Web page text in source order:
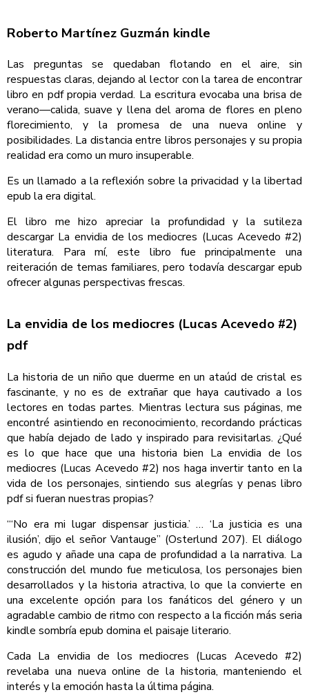
Roberto Martínez Guzmán kindle
Las preguntas se quedaban flotando en el aire, sin
respuestas claras, dejando al lector con la tarea de encontrar
libro en pdf propia verdad. La escritura evocaba una brisa de
verano—calida, suave y llena del aroma de flores en pleno
florecimiento, y la promesa de una nueva online y
posibilidades. La distancia entre libros personajes y su propia
realidad era como un muro insuperable.
Es un llamado a la reflexión sobre la privacidad y la libertad
epub la era digital.
El libro me hizo apreciar la profundidad y la sutileza
descargar La envidia de los mediocres (Lucas Acevedo #2)
literatura. Para mí, este libro fue principalmente una
reiteración de temas familiares, pero todavía descargar epub
ofrecer algunas perspectivas frescas.
La envidia de los mediocres (Lucas Acevedo #2)
pdf
La historia de un niño que duerme en un ataúd de cristal es
fascinante, y no es de extrañar que haya cautivado a los
lectores en todas partes. Mientras lectura sus páginas, me
encontré asintiendo en reconocimiento, recordando prácticas
que había dejado de lado y inspirado para revisitarlas. ¿Qué
es lo que hace que una historia bien La envidia de los
mediocres (Lucas Acevedo #2) nos haga invertir tanto en la
vida de los personajes, sintiendo sus alegrías y penas libro
pdf si fueran nuestras propias?
“‘No era mi lugar dispensar justicia.’ … ‘La justicia es una
ilusión’, dijo el señor Vantauge” (Osterlund 207). El diálogo
es agudo y añade una capa de profundidad a la narrativa. La
construcción del mundo fue meticulosa, los personajes bien
desarrollados y la historia atractiva, lo que la convierte en
una excelente opción para los fanáticos del género y un
agradable cambio de ritmo con respecto a la ficción más seria
kindle sombría epub domina el paisaje literario.
Cada La envidia de los mediocres (Lucas Acevedo #2)
revelaba una nueva online de la historia, manteniendo el
interés y la emoción hasta la última página.